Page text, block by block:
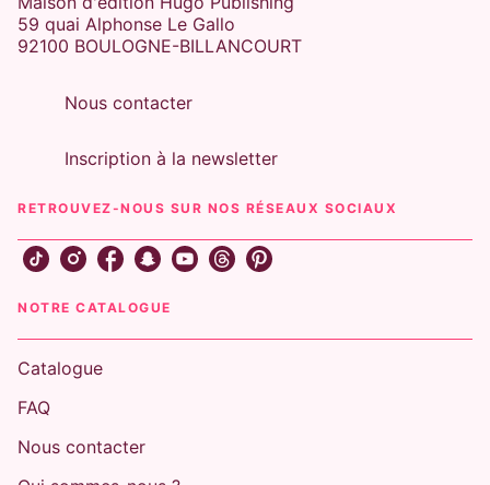
59 quai Alphonse Le Gallo
92100 BOULOGNE-BILLANCOURT
Nous contacter
Inscription à la newsletter
RETROUVEZ-NOUS SUR NOS RÉSEAUX SOCIAUX
NOTRE CATALOGUE
Catalogue
FAQ
Nous contacter